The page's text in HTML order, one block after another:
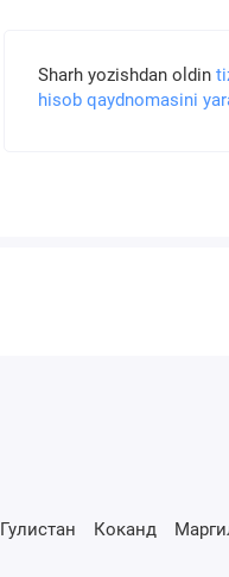
Sharh yozishdan oldin
hisob qaydnomasini
Гулистан Коканд